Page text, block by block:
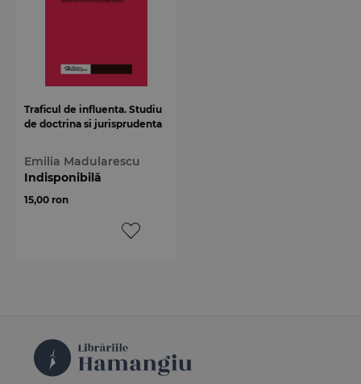
Traficul de influenta. Studiu
de doctrina si jurisprudenta
Emilia Madularescu
Indisponibilă
15,00 ron